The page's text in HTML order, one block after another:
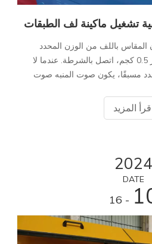
تشغيل ماكينة لف الطبقات
المقاس باللف من الوزن المحدد
مسبقًا، ستتقدم الآلة بمقدار 0.5 كجم، اتصل بالشرطة. عندما لا
مسبقًا، يكون صوت المنبه صوت
اقرأ المزيد
2024
DATE
- 16